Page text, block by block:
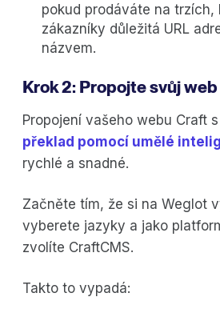
pokud prodáváte na trzích,
zákazníky důležitá URL
názvem.
Krok 2: Propojte svůj
Propojení vašeho webu Craft s
překlad pomocí umělé
rychlé a snadné.
Začněte tím, že si na Weglot
vyberete jazyky a jako
zvolíte CraftCMS.
Takto to vypadá: